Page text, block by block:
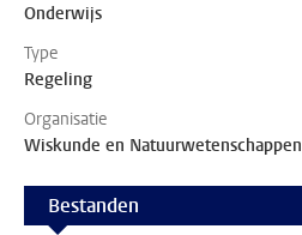
Onderwijs
Type
Regeling
Organisatie
Wiskunde en Natuurwetenschappen
Bestanden